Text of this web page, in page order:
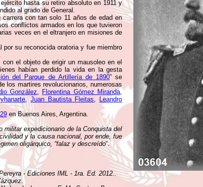
hasta su retiro absoluto en 1911 y
al grado de General.
con tan solo 11 años de edad en
conflictos armados en los que tuvieron
veces en el eltranjero en misiones de
por su reconocida oratoria y fue miembro
.
el objeto de erigir un mausoleo en el
habían perdido la vida en la gesta
del Parque de Artillería de 1890” se
los martires revolucionarios, numerosas
González, Florentina Gómez Miranda,
, Juan Bautista Fleitas,
Leandro
en Buenos Aires, Argentina.
militar expedicionario de la Conquista del
y la causa nacional, por ende, fue
oligárquico, “falaz y descreído”.
- Ediciones IML - 1ra. Ed. 2012..